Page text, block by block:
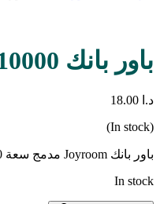
باور بانك Joyroom 10000 مللي أمبير سريع
د.ا
(In stock)
باور بانك Joyroom مدمج سعة 10,000 مللي أمبير بمنافذ شحن سريعة.
In stock